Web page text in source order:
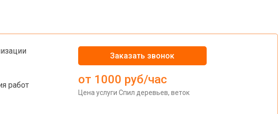
работ
Заказать звонок
от 1000 руб/час
Цена услуги Спил деревьев, веток